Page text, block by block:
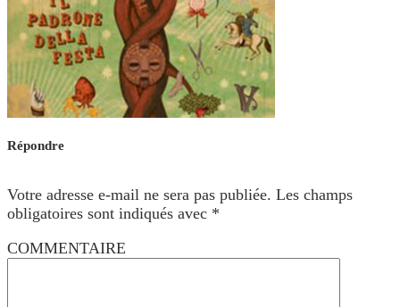
Répondre
Votre adresse e-mail ne sera pas publiée. Les champs
obligatoires sont indiqués avec *
COMMENTAIRE